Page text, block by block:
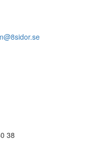
38